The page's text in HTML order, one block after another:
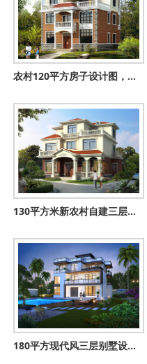
农村120平方房子设计图，三层房屋设计图精选
130平方米新农村自建三层别墅设计施工图，13x11米
180平方现代风三层别墅设计图，经典大气，百看不厌